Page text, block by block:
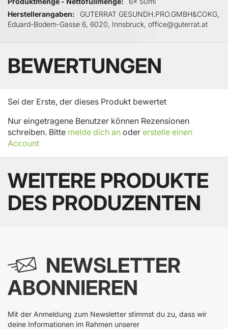
Herstellerangaben
GUTERRAT GESUNDH.PRO.GMBH&COKG,
Eduard-Bodem-Gasse 6, 6020, Innsbruck, office@guterrat.at
BEWERTUNGEN
Sei der Erste, der dieses Produkt bewertet
Nur eingetragene Benutzer können Rezensionen
schreiben. Bitte melde dich an oder erstelle einen
Account
WEITERE PRODUKTE
DES PRODUZENTEN
NEWSLETTER
ABONNIEREN
Mit der Anmeldung zum Newsletter stimmst du zu, dass wir
deine Informationen im Rahmen unserer